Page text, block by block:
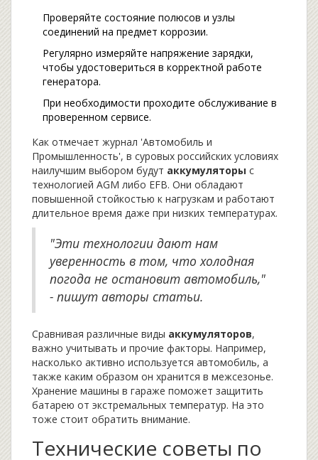
Проверяйте состояние полюсов и узлы
соединений на предмет коррозии.
Регулярно измеряйте напряжение зарядки,
чтобы удостовериться в корректной работе
генератора.
При необходимости проходите обслуживание в
проверенном сервисе.
Как отмечает журнал 'Автомобиль и
Промышленность', в суровых российских условиях
наилучшим выбором будут аккумуляторы с
технологией AGM либо EFB. Они обладают
повышенной стойкостью к нагрузкам и работают
длительное время даже при низких температурах.
"Эти технологии дают нам
уверенность в том, что холодная
погода не остановит автомобиль,"
- пишут авторы статьи.
Сравнивая различные виды аккумуляторов,
важно учитывать и прочие факторы. Например,
насколько активно используется автомобиль, а
также каким образом он хранится в межсезонье.
Хранение машины в гараже поможет защитить
батарею от экстремальных температур. На это
тоже стоит обратить внимание.
Технические советы по